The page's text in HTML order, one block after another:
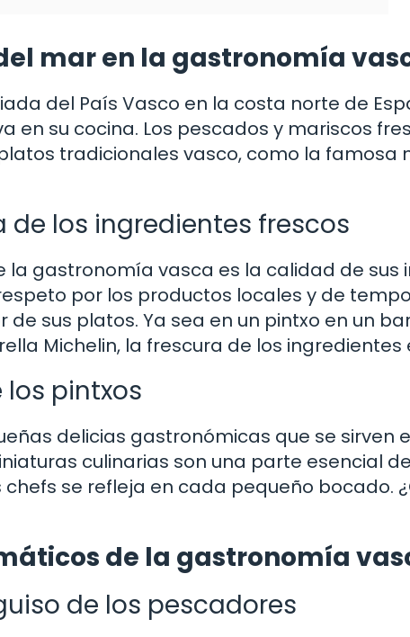
mar en la gastronomía
del País Vasco en la costa norte de
en su cocina. Los pescados y mariscos
tradicionales vasco, como la famosa
de los ingredientes frescos
la gastronomía vasca es la calidad de sus
por los productos locales y de
de sus platos. Ya sea en un pintxo en un
Michelin, la frescura de los ingredientes
pintxos
delicias gastronómicas que se sirven
culinarias son una parte esencial
se refleja en cada pequeño bocado.
de la gastronomía
de los pescadores